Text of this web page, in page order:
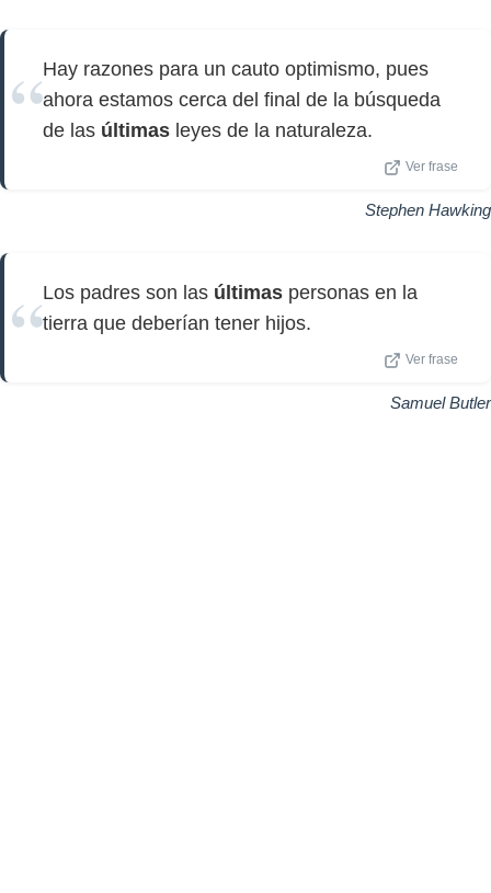
Hay razones para un cauto optimismo, pues
ahora estamos cerca del final de la búsqueda
de las últimas leyes de la naturaleza.
Ver frase
Stephen Hawking
Los padres son las últimas personas en la
tierra que deberían tener hijos.
Ver frase
Samuel Butler